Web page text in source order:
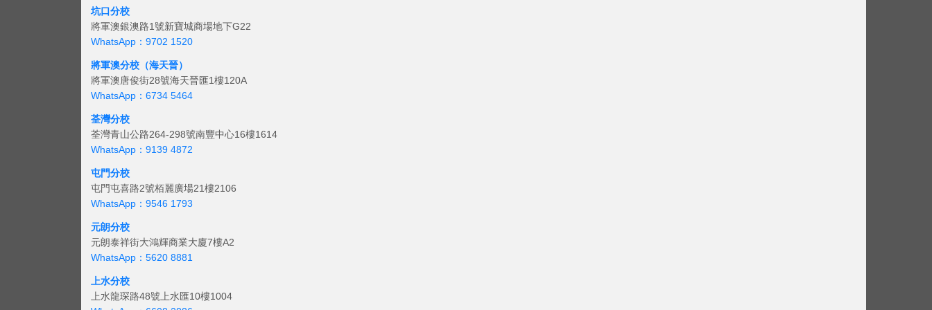
坑口分校
將軍澳銀澳路1號新寶城商場地下G22
WhatsApp：9702 1520
將軍澳分校（海天晉）
將軍澳唐俊街28號海天晉匯1樓120A
WhatsApp：6734 5464
荃灣分校
荃灣青山公路264-298號南豐中心16樓1614
WhatsApp：9139 4872
屯門分校
屯門屯喜路2號栢麗廣場21樓2106
WhatsApp：9546 1793
元朗分校
元朗泰祥街大鴻輝商業大廈7樓A2
WhatsApp：5620 8881
上水分校
上水龍琛路48號上水匯10樓1004